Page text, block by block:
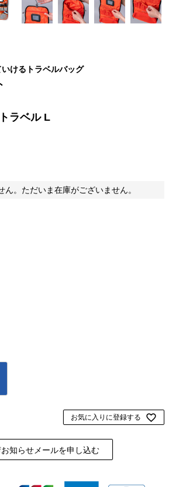
けるトラベルバッグ
ラベル L
ん。ただいま在庫がございません。
お気に入りに登録する
知らせメールを申し込む